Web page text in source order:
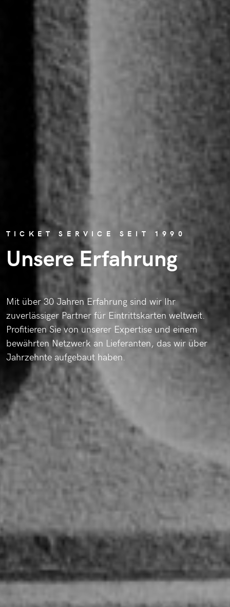
TICKET SERVICE SEIT 1990
Unsere Erfahrung
Mit über 30 Jahren Erfahrung sind wir Ihr
zuverlässiger Partner für Eintrittskarten weltweit.
Profitieren Sie von unserer Expertise und einem
bewährten Netzwerk an Lieferanten, das wir über
Jahrzehnte aufgebaut haben.